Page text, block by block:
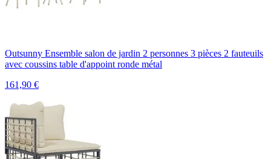
Outsunny Ensemble salon de jardin 2 personnes 3 pièces 2 fauteuils
avec coussins table d'appoint ronde métal
161,90 €